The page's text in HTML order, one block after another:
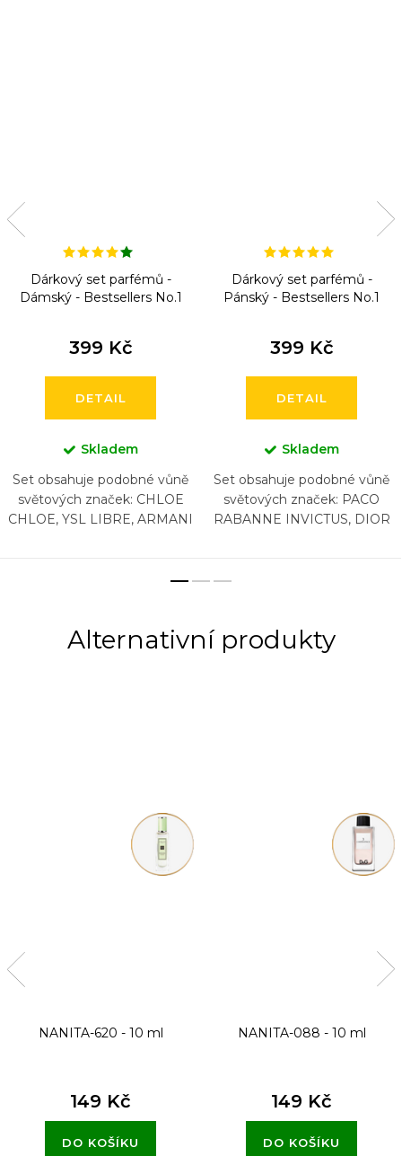
Dárkový set parfémů -
Dámský - Bestsellers No.1
399 Kč
DETAIL
Skladem
Set obsahuje podobné vůně
světových značek: CHLOE
CHLOE, YSL LIBRE, ARMANI
Dárkový set parfémů -
Pánský - Bestsellers No.1
399 Kč
DETAIL
Skladem
Set obsahuje podobné vůně
světových značek: PACO
RABANNE INVICTUS, DIOR
ACQUA DI GIO , CHANEL
NANITA-620 - 10 ml
149 Kč
DO KOŠÍKU
NANITA-088 - 10 ml
149 Kč
DO KOŠÍKU